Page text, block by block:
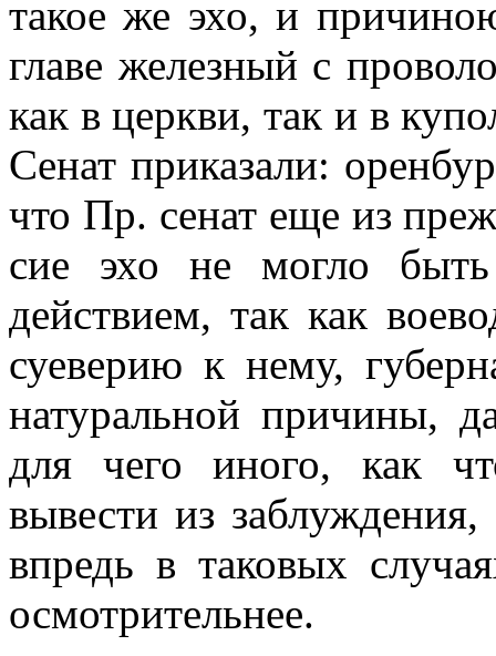
такое же эхо, и
главе железный с
как в церкви, так и в
Сенат приказали:
что Пр. сенат еще из
сие эхо не могло быть
действием, так как
суеверию к нему,
натуральной причины,
для чего иного, как
вывести из
впредь в таковых
осмотрительнее.